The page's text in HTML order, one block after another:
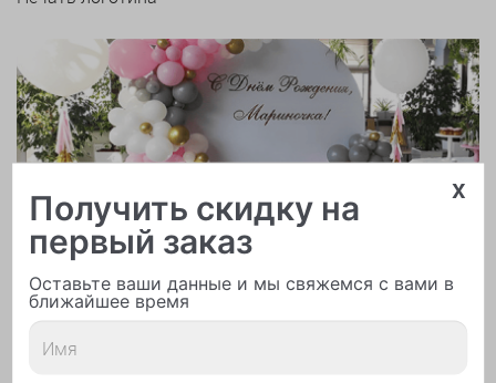
x
Получить скидку на
первый заказ
Оставьте ваши данные и мы свяжемся с вами в
ближайшее время